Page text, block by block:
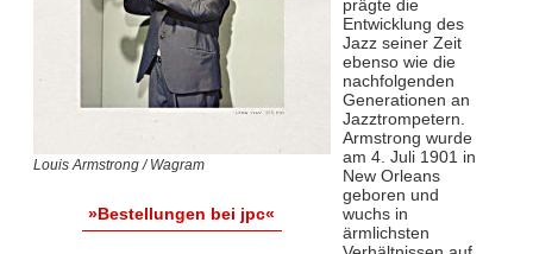
Louis Armstrong / Wagram
»Bestellungen bei jpc«
prägte die
Entwicklung des
Jazz seiner Zeit
ebenso wie die
nachfolgenden
Generationen an
Jazztrompetern.
Armstrong wurde
am 4. Juli 1901 in
New Orleans
geboren und
wuchs in
ärmlichsten